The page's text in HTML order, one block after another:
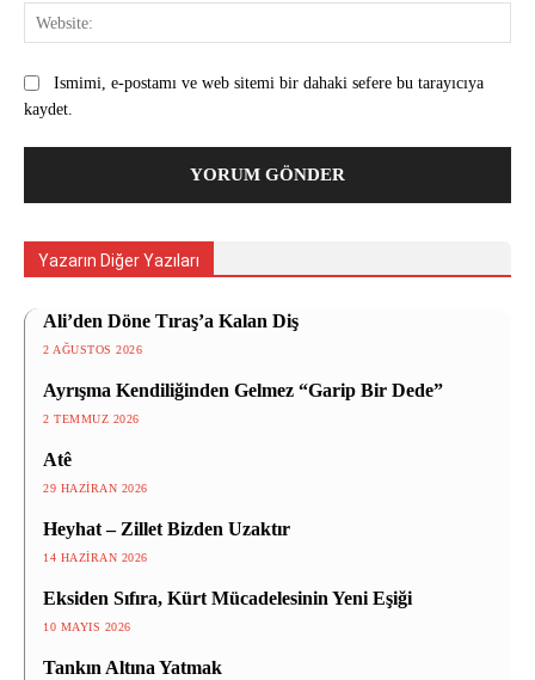
Ismimi, e-postamı ve web sitemi bir dahaki sefere bu tarayıcıya
kaydet.
Yazarın Diğer Yazıları
Ali’den Döne Tıraş’a Kalan Diş
2 AĞUSTOS 2026
Ayrışma Kendiliğinden Gelmez “Garip Bir Dede”
2 TEMMUZ 2026
Atê
29 HAZIRAN 2026
Heyhat – Zillet Bizden Uzaktır
14 HAZIRAN 2026
Eksiden Sıfıra, Kürt Mücadelesinin Yeni Eşiği
10 MAYIS 2026
Tankın Altına Yatmak